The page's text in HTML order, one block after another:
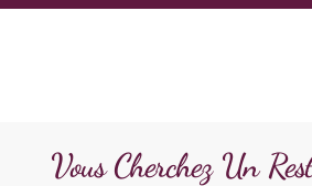
Vous Cherchez Un